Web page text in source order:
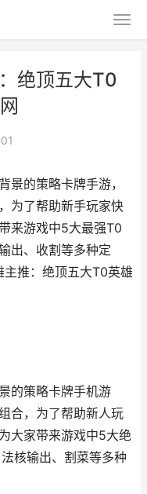
绝顶五大T0
景的策略卡牌手游，
为了帮助新手玩家快
来游戏中5大最强T0
出、收割等多种定
推：绝顶五大T0英雄
策略卡牌手机游
合，为了帮助新人玩
大家带来游戏中5大绝
核输出、割菜等多种